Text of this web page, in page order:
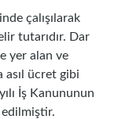
çalışılarak
tutarıdır. Dar
yer alan ve
ücret gibi
İş Kanununun